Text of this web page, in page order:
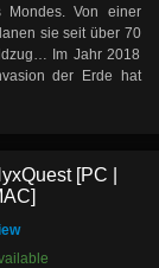
Mondes. Von einer
sie seit über 70
Im Jahr 2018
der Erde hat
[PC |